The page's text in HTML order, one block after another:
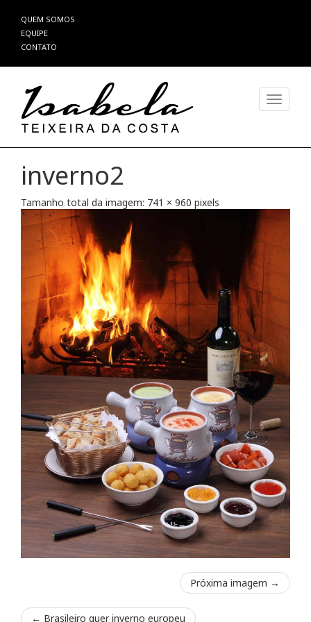
Pular
para
o
QUEM SOMOS
EQUIPE
CONTATO
inverno2
Tamanho total da imagem: 741 × 960 pixels
Próxima imagem →
← Brasileiro quer inverno europeu